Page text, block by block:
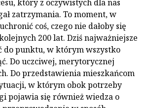
który z oczywistych dla nas
zatrzymania. To moment, w
coś, czego nie dałoby się
200 lat. Dziś najważniejsze
do punktu, w którym wszystko
Do uczciwej, merytorycznej
Do przedstawienia mieszkańcom
w którym obok potrzeby
pojawia się również wiedza o